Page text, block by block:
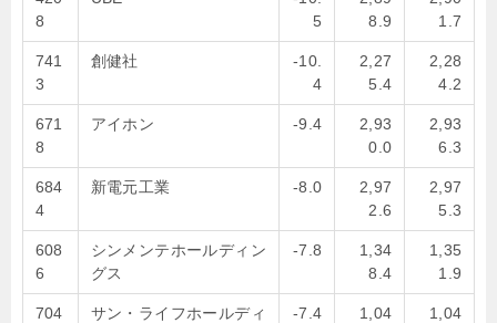
8
5
8.9
1.7
741
3
創健社
-10.
4
2,27
5.4
2,28
4.2
671
8
アイホン -9.4
2,93
0.0
2,93
6.3
684
4
新電元工業 -8.0
2,97
2.6
2,97
5.3
608
6
シンメンテホールディン
グス
-7.8
1,34
8.4
1,35
1.9
704
サン・ライフホールディ
-7.4
1,04
1,04